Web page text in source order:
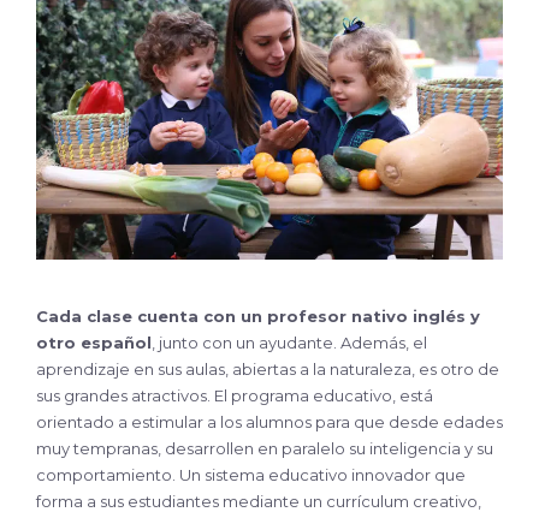
Cada clase cuenta con un profesor nativo inglés y
otro español , junto con un ayudante. Además, el
aprendizaje en sus aulas, abiertas a la naturaleza, es otro de
sus grandes atractivos. El programa educativo, está
orientado a estimular a los alumnos para que desde edades
muy tempranas, desarrollen en paralelo su inteligencia y su
comportamiento. Un sistema educativo innovador que
forma a sus estudiantes mediante un currículum creativo,